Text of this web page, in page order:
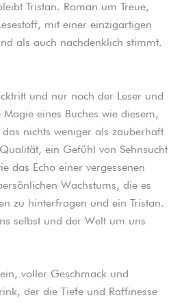
Tristan. Roman um Treue,
mit einer einzigartigen
als auch nachdenklich stimmt.
und nur noch der Leser und
eines Buches wie diesem,
nichts weniger als zauberhaft
ein Gefühl von Sehnsucht
das Echo einer vergessenen
Wachstums, die es
zu hinterfragen und ein Tristan.
selbst und der Welt um uns
voller Geschmack und
der die Tiefe und Raffinesse